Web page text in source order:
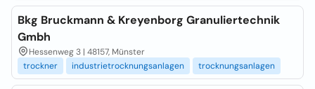
Bkg Bruckmann & Kreyenborg Granuliertechnik
Gmbh
Hessenweg 3 | 48157, Münster
trockner
industrietrocknungsanlagen trocknungsanlagen